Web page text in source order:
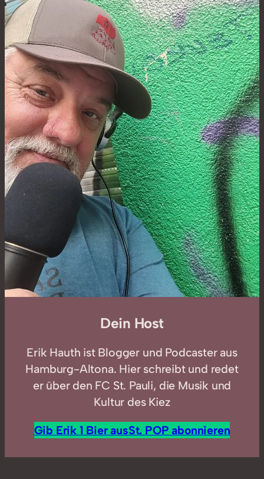
Dein Host
Erik Hauth ist Blogger und Podcaster aus
Hamburg-Altona. Hier schreibt und redet
er über den FC St. Pauli, die Musik und
Kultur des Kiez
Gib Erik 1 Bier ausSt. POP abonnieren